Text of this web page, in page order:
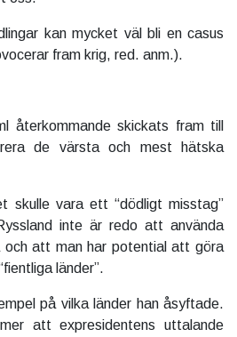
kan mycket väl bli en casus
fram krig, red. anm.).
återkommande skickats fram till
de värsta och mest hätska
skulle vara ett “dödligt misstag”
inte är redo att använda
och att man har potential att göra
länder”.
på vilka länder han åsyftade.
att expresidentens uttalande